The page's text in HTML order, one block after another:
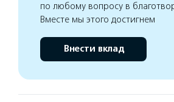
по любому вопросу в
Вместе мы этого достигнем
Внести вклад